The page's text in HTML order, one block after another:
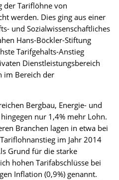
der Tariflöhne von
werden. Dies ging aus einer
und Sozialwissenschaftliches
Hans-Böckler-Stiftung
Tarifgehalts-Anstieg
Dienstleistungsbereich
im Bereich der
Bergbau, Energie- und
nur 1,4% mehr Lohn.
Branchen lagen in etwa bei
im Jahr 2014
Grund für die starke
hohen Tarifabschlüsse bei
Inflation (0,9%) genannt.